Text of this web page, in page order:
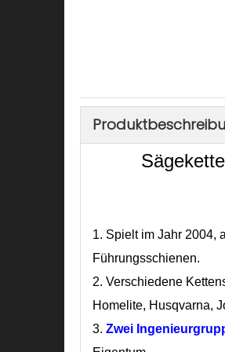
1. Spielt im Jahr 2004,
Führungsschienen.
2. Verschiedene
Homelite, Husqvarna,
3. Zwei